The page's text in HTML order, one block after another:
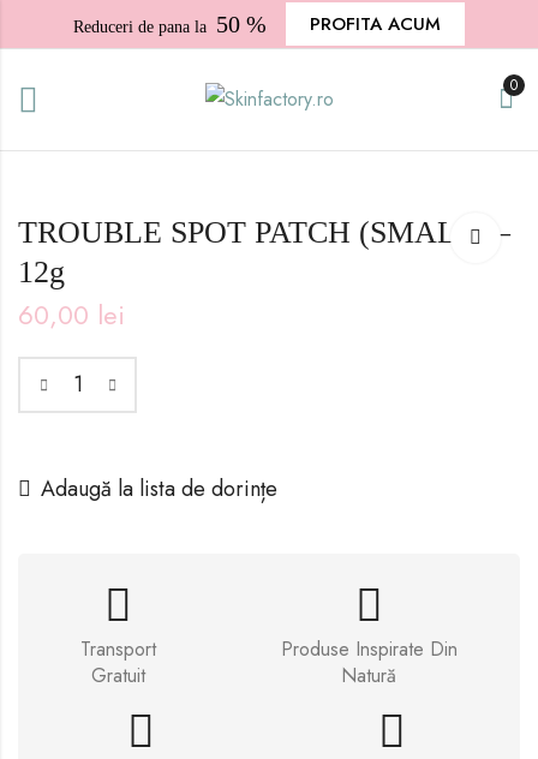
Reduceri de pana la 50 % PROFITA ACUM
0
TROUBLE SPOT PATCH (SMALL) –
12g
60,00 lei
Adaugă la lista de dorințe
Transport
Gratuit
Produse Inspirate Din
Natură